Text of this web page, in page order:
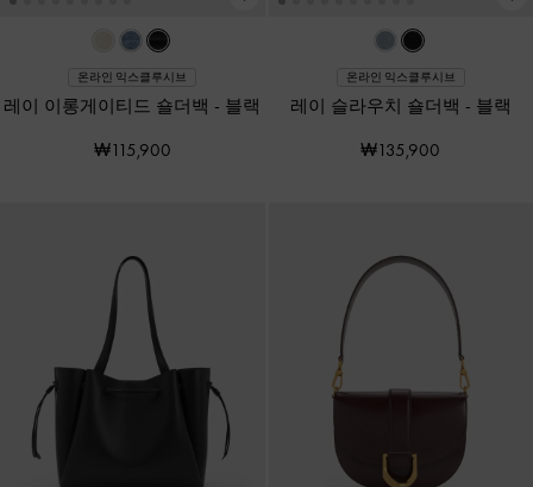
온라인 익스클루시브
레이 이롱게이티드 숄더백 - 블랙
₩115,900
온라인 익스클루시브
레이 슬라우치 숄더백 - 블랙
₩135,900